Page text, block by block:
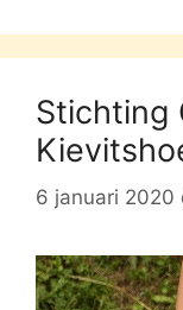
Stichting
6 januari 2020